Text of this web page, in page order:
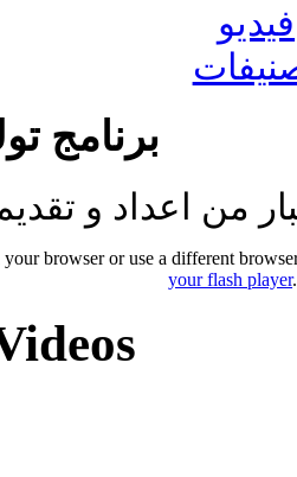
فيديو
برنامج
من اعداد و
your browser or use a different
your flash player.